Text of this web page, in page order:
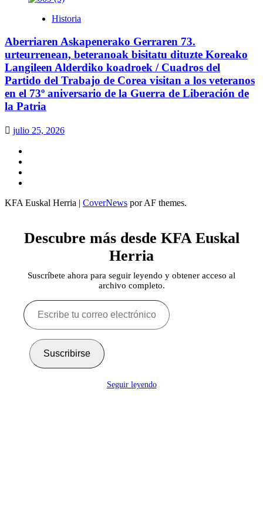
Historia
Aberriaren Askapenerako Gerraren 73.
urteurrenean, beteranoak bisitatu dituzte Koreako
Langileen Alderdiko koadroek / Cuadros del
Partido del Trabajo de Corea visitan a los veteranos
en el 73º aniversario de la Guerra de Liberación de
la Patria
julio 25, 2026
KFA Euskal Herria | CoverNews por AF themes.
Descubre más desde KFA Euskal
Herria
Suscríbete ahora para seguir leyendo y obtener acceso al
archivo completo.
Escribe
tu
correo
Suscribirse
Seguir leyendo